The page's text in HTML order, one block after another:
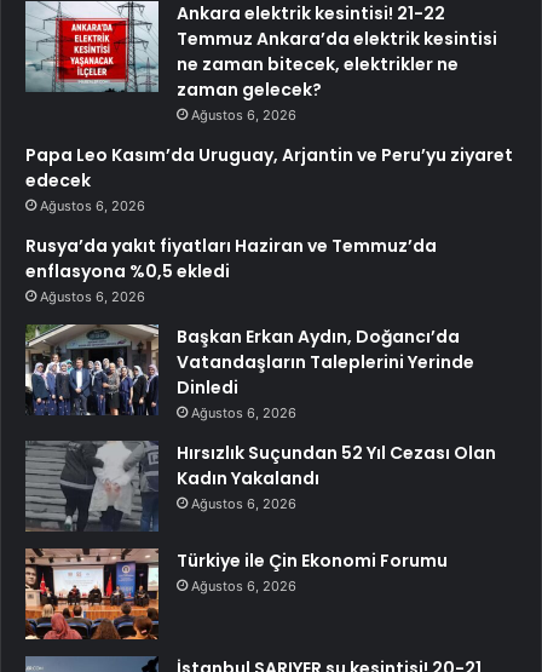
Ankara elektrik kesintisi! 21-22
Temmuz Ankara’da elektrik kesintisi
ne zaman bitecek, elektrikler ne
zaman gelecek?
Ağustos 6, 2026
Papa Leo Kasım’da Uruguay, Arjantin ve Peru’yu ziyaret
edecek
Ağustos 6, 2026
Rusya’da yakıt fiyatları Haziran ve Temmuz’da
enflasyona %0,5 ekledi
Ağustos 6, 2026
Başkan Erkan Aydın, Doğancı’da
Vatandaşların Taleplerini Yerinde
Dinledi
Ağustos 6, 2026
Hırsızlık Suçundan 52 Yıl Cezası Olan
Kadın Yakalandı
Ağustos 6, 2026
Türkiye ile Çin Ekonomi Forumu
Ağustos 6, 2026